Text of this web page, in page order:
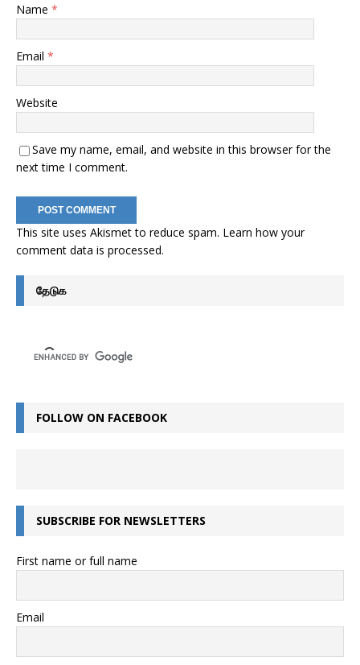
Name *
Email *
Website
Save my name, email, and website in this browser for the
next time I comment.
This site uses Akismet to reduce spam. Learn how your
comment data is processed.
தேடுக
FOLLOW ON FACEBOOK
SUBSCRIBE FOR NEWSLETTERS
First name or full name
Email